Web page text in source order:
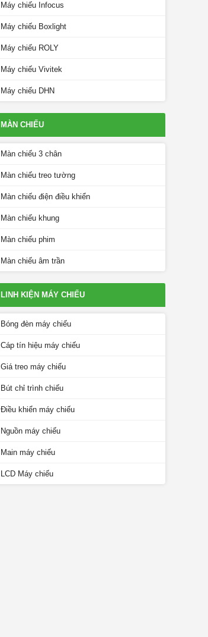
Máy chiếu Infocus
Máy chiếu Boxlight
Máy chiếu ROLY
Máy chiếu Vivitek
Máy chiếu DHN
MÀN CHIẾU
Màn chiếu 3 chân
Màn chiếu treo tường
Màn chiếu điện điều khiển
Màn chiếu khung
Màn chiếu phim
Màn chiếu âm trần
LINH KIỆN MÁY CHIẾU
Bóng đèn máy chiếu
Cáp tín hiệu máy chiếu
Giá treo máy chiếu
Bút chỉ trình chiếu
Điều khiển máy chiếu
Nguồn máy chiếu
Main máy chiếu
LCD Máy chiếu